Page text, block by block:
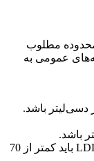
محدوده مطلوب
عمومی به
در صورت وجود بیماری قلبی یا عروقی، LDL باید کمتر از 70